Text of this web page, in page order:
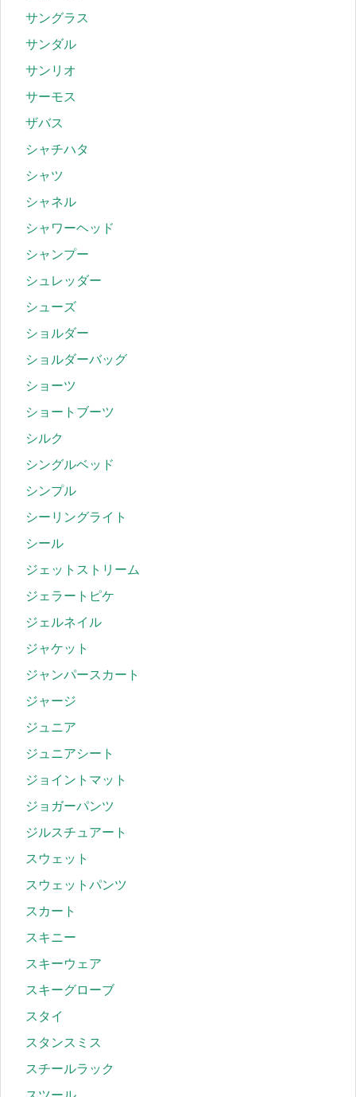
サングラス
サンダル
サンリオ
サーモス
ザバス
シャチハタ
シャツ
シャネル
シャワーヘッド
シャンプー
シュレッダー
シューズ
ショルダー
ショルダーバッグ
ショーツ
ショートブーツ
シルク
シングルベッド
シンプル
シーリングライト
シール
ジェットストリーム
ジェラートピケ
ジェルネイル
ジャケット
ジャンパースカート
ジャージ
ジュニア
ジュニアシート
ジョイントマット
ジョガーパンツ
ジルスチュアート
スウェット
スウェットパンツ
スカート
スキニー
スキーウェア
スキーグローブ
スタイ
スタンスミス
スチールラック